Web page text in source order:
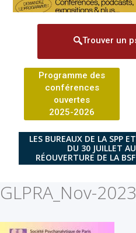
Trouver un
Programme des
conférences
ouvertes
2025-2026
LES BUREAUX DE LA SPP
DU 30 JUILLET
RÉOUVERTURE DE LA
GLPRA_Nov-